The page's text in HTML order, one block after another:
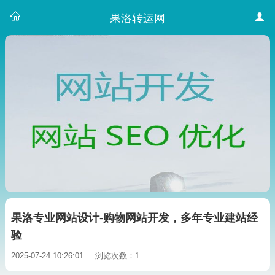
果洛转运网
果洛专业网站设计-购物网站开发，多年专业建站经
验
2025-07-24 10:26:01 浏览次数：1